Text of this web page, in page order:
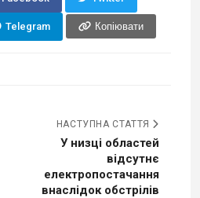
Telegram Копіювати
НАСТУПНА СТАТТЯ
У низці областей
відсутнє
електропостачання
внаслідок обстрілів